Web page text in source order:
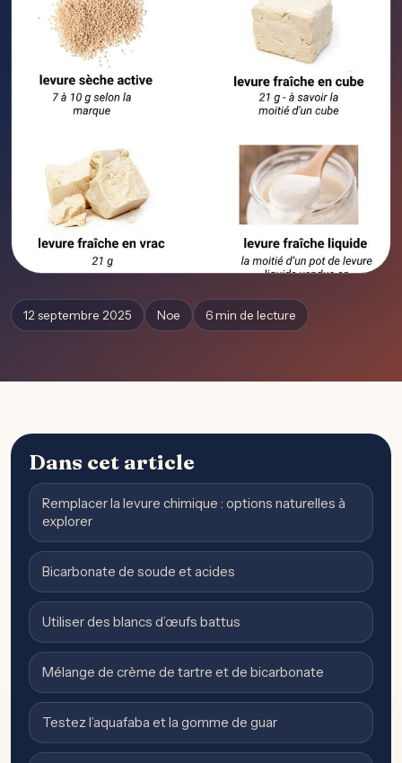
12 septembre 2025 Noe 6 min de lecture
Dans cet article
Remplacer la levure chimique : options naturelles à
explorer
Bicarbonate de soude et acides
Utiliser des blancs d’œufs battus
Mélange de crème de tartre et de bicarbonate
Testez l’aquafaba et la gomme de guar